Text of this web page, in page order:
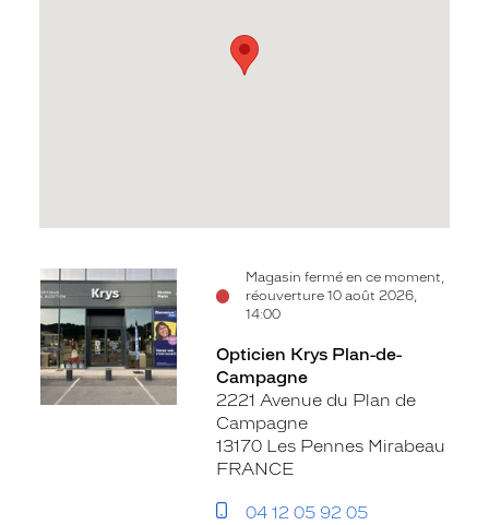
Magasin fermé en ce moment,
réouverture 10 août 2026,
14:00
Voir
la
fiche
Opticien Krys Plan-de-
Campagne
2221 Avenue du Plan de
Campagne
13170 Les Pennes Mirabeau
FRANCE
04 12 05 92 05